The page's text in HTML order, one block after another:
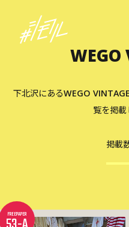
WEGO
下北沢にあるWEGO
覧を掲載
掲載
FREEPAPER